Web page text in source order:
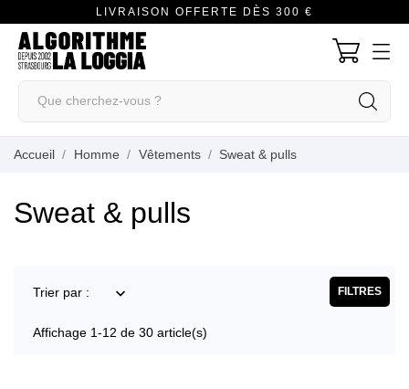
LIVRAISON OFFERTE DÈS 300 €
Accueil Homme Vêtements Sweat & pulls
Sweat & pulls
Trier par :  FILTRES
Affichage 1-12 de 30 article(s)